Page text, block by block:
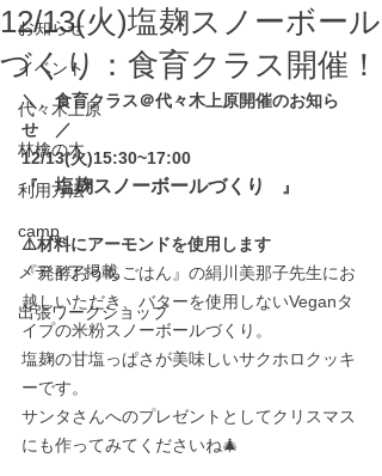
お知らせ
イベント
代々木上原
林檎の木
利用方法
camp
メディア掲載
出張ワークショップ
12/13(火)塩麹スノーボール
づくり：食育クラス開催！
＼　食育クラス＠代々木上原開催のお知ら
せ　／
12/13(火)15:30~17:00
『 塩麹スノーボールづくり 』
⚠️材料にアーモンドを使用します
『発酵おうちごはん』の絹川美那子先生にお
越しいただき、 バターを使用しないVeganタ
イプの米粉スノーボールづくり。
塩麹の甘塩っぱさが美味しいサクホロクッキ
ーです。
サンタさんへのプレゼントとしてクリスマス
にも作ってみてくださいね🎄